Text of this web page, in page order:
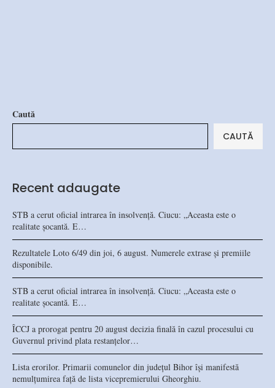
Caută
CAUTĂ
Recent adaugate
STB a cerut oficial intrarea în insolvență. Ciucu: „Aceasta este o
realitate șocantă. E…
Rezultatele Loto 6/49 din joi, 6 august. Numerele extrase și premiile
disponibile.
STB a cerut oficial intrarea în insolvență. Ciucu: „Aceasta este o
realitate șocantă. E…
ÎCCJ a prorogat pentru 20 august decizia finală în cazul procesului cu
Guvernul privind plata restanțelor…
Lista erorilor. Primarii comunelor din județul Bihor își manifestă
nemulțumirea față de lista vicepremierului Gheorghiu.